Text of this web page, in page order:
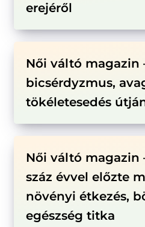
erejéről
Női váltó magazin
bicsérdyzmus,
tökéletesedés
Női váltó magazin
száz évvel előzte
növényi étkezés,
egészség titka